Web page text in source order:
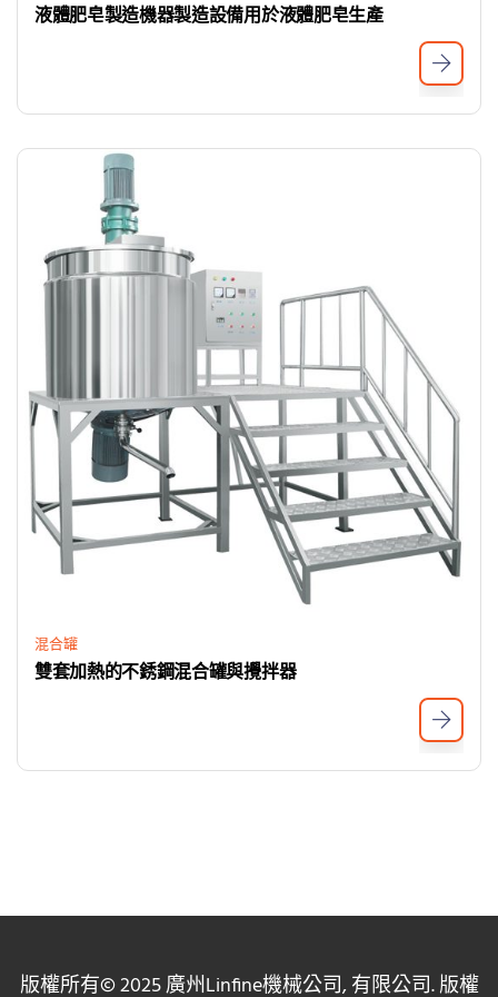
液體肥皂製造機器製造設備用於液體肥皂生產
混合罐
雙套加熱的不銹鋼混合罐與攪拌器
版權所有© 2025 廣州Linfine機械公司, 有限公司. 版權